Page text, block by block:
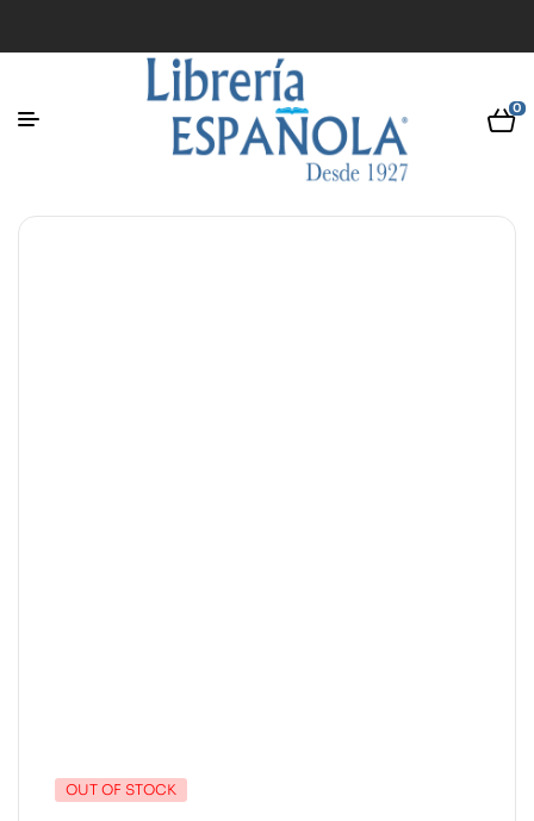
0
OUT OF STOCK